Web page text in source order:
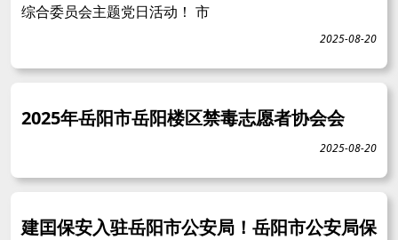
综合委员会主题党日活动！ 市
2025-08-20
2025年岳阳市岳阳楼区禁毒志愿者协会会
2025-08-20
建囯保安入驻岳阳市公安局！岳阳市公安局保